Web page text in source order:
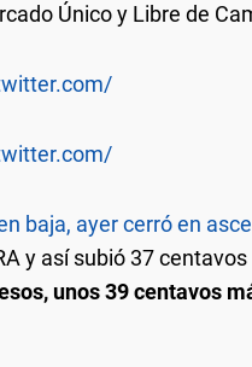
Único y Libre de
baja, ayer cerró en
y así subió 37
unos 39 centavos